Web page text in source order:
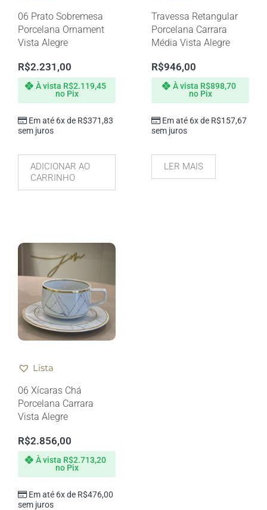
06 Prato Sobremesa
Porcelana Ornament
Vista Alegre
R$2.231,00
Em até 6x de R$371,83
sem juros
À vista R$2.119,45
no Pix
ADICIONAR AO
CARRINHO
Travessa Retangular
Porcelana Carrara
Média Vista Alegre
R$946,00
Em até 6x de R$157,67
sem juros
À vista R$898,70
no Pix
LER MAIS
Lista
06 Xícaras Chá
Porcelana Carrara
Vista Alegre
R$2.856,00
Em até 6x de R$476,00
sem juros
À vista R$2.713,20
no Pix